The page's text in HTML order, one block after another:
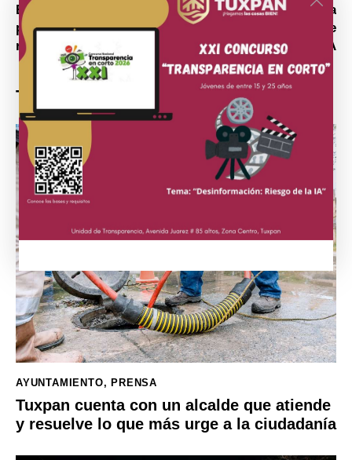
Beltrán con obras Un
parque y tanque elevado
respectivamente.
enfermeros de la
Sección 26 Zona Norte
del SNTSA
También te puede interesar
AYUNTAMIENTO, PRENSA
Tuxpan cuenta con un alcalde que atiende
y resuelve lo que más urge a la ciudadanía